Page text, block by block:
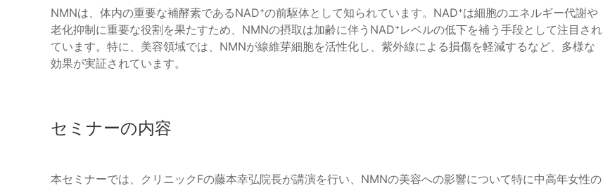
NMNは、体内の重要な補酵素であるNAD⁺の前駆体として知られています。NAD⁺は細胞のエネルギー代謝や
老化抑制に重要な役割を果たすため、NMNの摂取は加齢に伴うNAD⁺レベルの低下を補う手段として注目され
ています。特に、美容領域では、NMNが線維芽細胞を活性化し、紫外線による損傷を軽減するなど、多様な
効果が実証されています。
セミナーの内容
本セミナーでは、クリニックFの藤本幸弘院長が講演を行い、NMNの美容への影響について特に中高年女性の